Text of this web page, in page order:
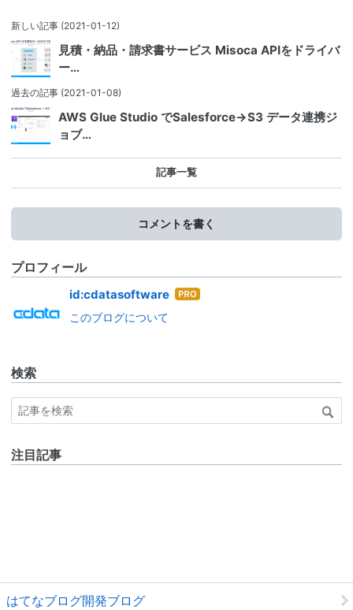
新しい記事 (2021-01-12)
見積・納品・請求書サービス Misoca APIをドライバ
ー…
過去の記事 (2021-01-08)
AWS Glue Studio でSalesforce→S3 データ連携ジ
ョブ…
記事一覧
コメントを書く
プロフィール
id:cdatasoftware はて
このブログについて
検索
注目記事
はてなブログ開発ブログ